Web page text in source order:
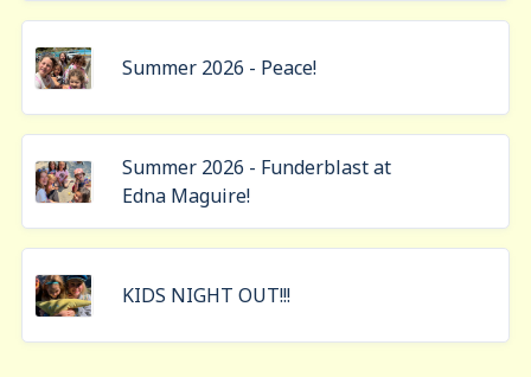
Summer 2026 - Peace!
Summer 2026 - Funderblast at
Edna Maguire!
KIDS NIGHT OUT!!!